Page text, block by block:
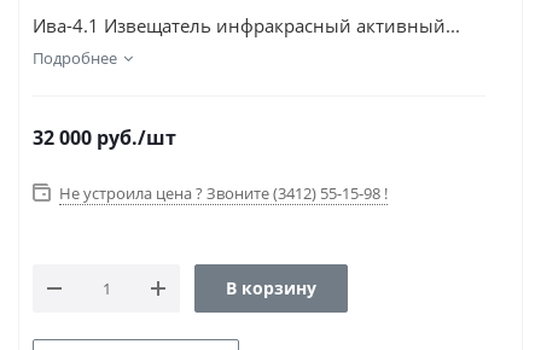
Ива-4.1 Извещатель инфракрасный активный...
Подробнее
32 000 руб./шт
Не устроила цена ? Звоните (3412) 55-15-98 !
В корзину